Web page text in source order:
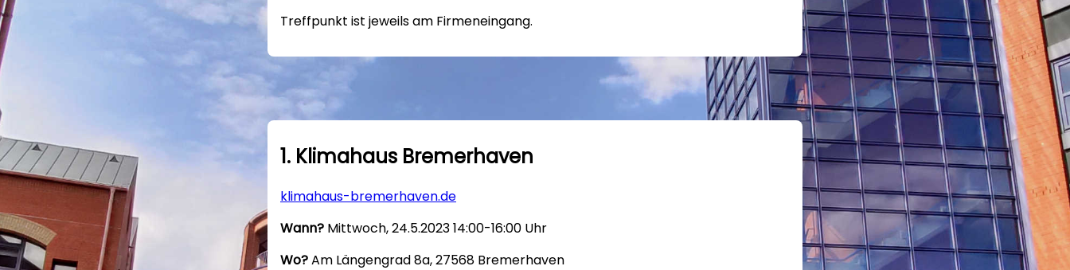
Treffpunkt ist jeweils am Firmeneingang.
1. Klimahaus Bremerhaven
klimahaus-bremerhaven.de
Wann? Mittwoch, 24.5.2023 14:00-16:00 Uhr
Wo?Am Längengrad 8a, 27568 Bremerhaven